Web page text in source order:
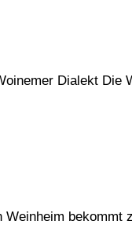
Dialekt Die
bekommt